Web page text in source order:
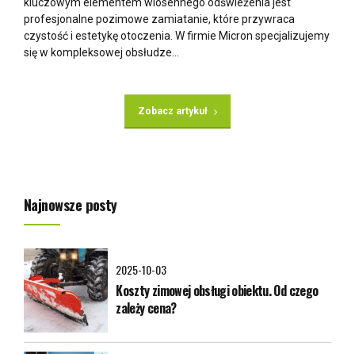
kluczowym elementem wiosennego odświeżenia jest
profesjonalne pozimowe zamiatanie, które przywraca
czystość i estetykę otoczenia. W firmie Micron specjalizujemy
się w kompleksowej obsłudze...
Zobacz artykuł
Najnowsze posty
2025-10-03
Koszty zimowej obsługi obiektu. Od czego
zależy cena?